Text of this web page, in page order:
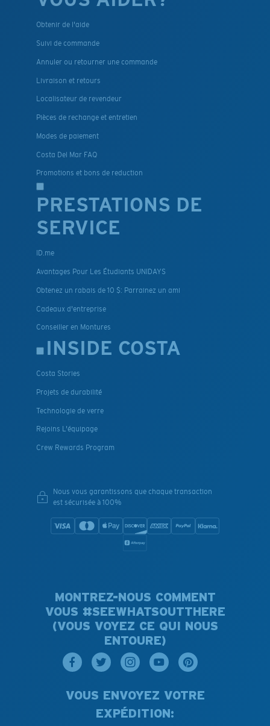
Obtenir de l'aide
Suivi de commande
Annuler ou retourner une commande
Livraison et retours
Localisateur de revendeur
Pièces de rechange et entretien
Modes de paiement
Costa Del Mar FAQ
Promotions et bons de reduction
PRESTATIONS DE
SERVICE
ID.me
Avantages Pour Les Étudiants UNIDAYS
Obtenez un rabais de 10 $: Parrainez un ami
Cadeaux d'entreprise
Conseiller en Montures
INSIDE COSTA
Costa Stories
Projets de durabilité
Technologie de verre
Rejoins L'équipage
Crew Rewards Program
Nous vous garantissons que chaque transaction
est sécurisée à 100%
MONTREZ-NOUS COMMENT
VOUS #SEEWHATSOUTTHERE
(VOUS VOYEZ CE QUI NOUS
ENTOURE)
VOUS ENVOYEZ VOTRE
EXPÉDITION: